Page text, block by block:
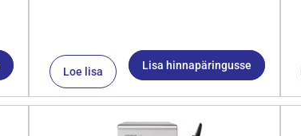
Loe lisa Lisa hinnapäringusse